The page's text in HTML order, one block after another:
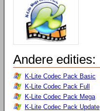
Andere edities:
K-Lite Codec Pack Basic
K-Lite Codec Pack Full
K-Lite Codec Pack Mega
K-Lite Codec Pack Update